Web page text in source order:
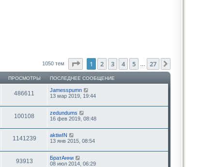
1050 тем Страница1 из 27
1 2 3 4 5 27
ПРОСМОТРЫ ПОСЛЕДНЕЕ СООБЩЕНИЕ
486611
Jamesspumn
13 мар 2019, 19:44
100108
zedundums
16 фев 2019, 08:48
1141239
aktiwIN
13 янв 2015, 08:54
93913
БратАнни
08 июл 2014, 06:29